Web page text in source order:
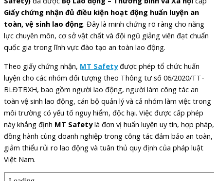
Giấy chứng nhận đủ điều kiện hoạt động huấn luyện an
toàn, vệ sinh lao động. Đây là minh chứng rõ ràng cho năng
lực chuyên môn, cơ sở vật chất và đội ngũ giảng viên đạt chuẩn
quốc gia trong lĩnh vực đào tạo an toàn lao động.
Theo giấy chứng nhận, MT Safetyđược phép tổ chức huấn
luyện cho các nhóm đối tượng theo Thông tư số 06/2020/TT-
BLĐTBXH, bao gồm người lao động, người làm công tác an
toàn vệ sinh lao động, cán bộ quản lý và cả nhóm làm việc trong
môi trường có yếu tố nguy hiểm, độc hại. Việc được cấp phép
này khẳng định MT Safetylà đơn vị huấn luyện uy tín, hợp pháp,
đồng hành cùng doanh nghiệp trong công tác đảm bảo an toàn,
giảm thiểu rủi ro lao động và tuân thủ quy định của pháp luật
Việt Nam.